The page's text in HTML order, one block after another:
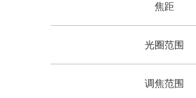
焦距
光圈范围
调焦范围